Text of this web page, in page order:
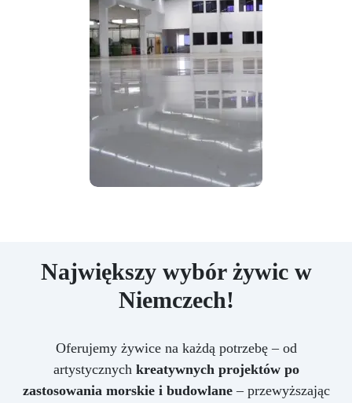
Największy wybór żywic w
Niemczech!
Oferujemy żywice na każdą potrzebę – od
artystycznych kreatywnych projektów po
zastosowania morskie i budowlane– przewyższając